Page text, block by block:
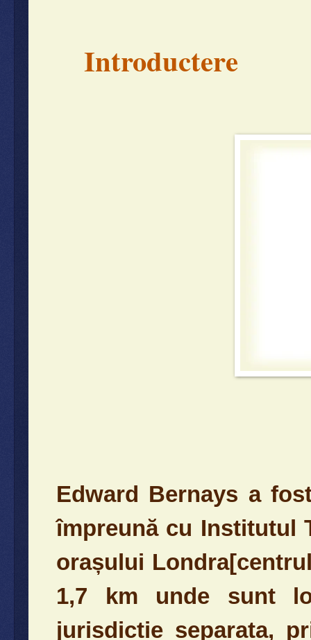
Introductere
Edward Bernays a
împreună cu Institutul
orașului
1,7 km unde sunt
jurisdictie separata,